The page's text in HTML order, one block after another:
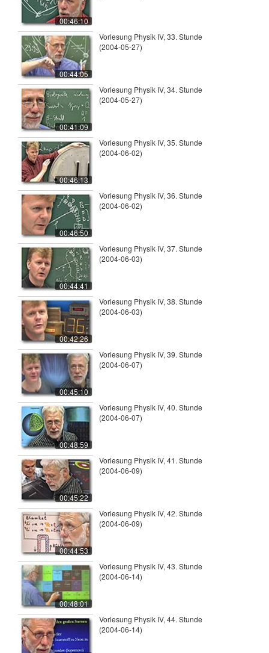
00:46:10
00:44:05
Vorlesung Physik IV, 33. Stunde
(2004-05-27)
00:41:09
Vorlesung Physik IV, 34. Stunde
(2004-05-27)
00:46:13
Vorlesung Physik IV, 35. Stunde
(2004-06-02)
00:46:50
Vorlesung Physik IV, 36. Stunde
(2004-06-02)
00:44:41
Vorlesung Physik IV, 37. Stunde
(2004-06-03)
00:42:26
Vorlesung Physik IV, 38. Stunde
(2004-06-03)
00:45:10
Vorlesung Physik IV, 39. Stunde
(2004-06-07)
00:48:59
Vorlesung Physik IV, 40. Stunde
(2004-06-07)
00:45:22
Vorlesung Physik IV, 41. Stunde
(2004-06-09)
00:44:53
Vorlesung Physik IV, 42. Stunde
(2004-06-09)
00:48:01
Vorlesung Physik IV, 43. Stunde
(2004-06-14)
Vorlesung Physik IV, 44. Stunde
(2004-06-14)